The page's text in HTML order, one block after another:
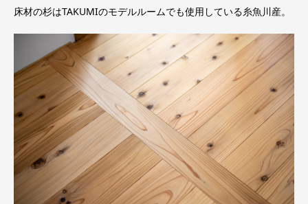
床材の杉はTAKUMIのモデルルームでも使用している糸魚川産。